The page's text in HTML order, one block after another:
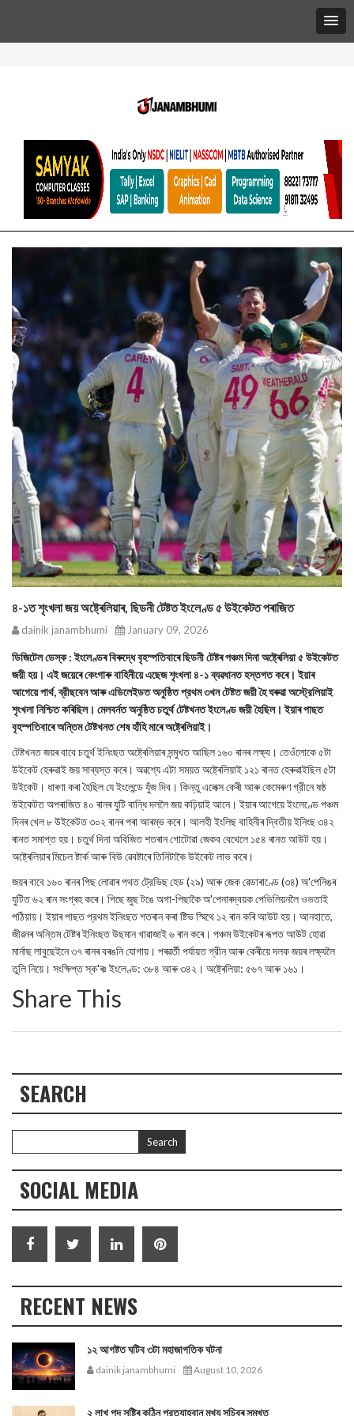
৪-১ত শৃংখলা জয় অষ্ট্ৰেলিয়াৰ, ছিডনী টেষ্টত ইংলেণ্ড ৫ উইকেটত পৰাজিত
dainik janambhumi January 09, 2026
ডিজিটেল ডেস্ক : ইংলেণ্ডৰ বিৰুদ্ধে বৃহস্পতিবাৰে ছিডনী টেষ্টৰ পঞ্চম দিনা অষ্ট্ৰেলিয়া ৫ উইকেটত
জয়ী হয়। এই জয়েৰে কেংগাৰু বাহিনীয়ে এছেজ শৃংখলা ৪-১ ব্যৱধানত হস্তগত কৰে। ইয়াৰ
আগেয়ে পার্থ, ব্রীছবেন আৰু এডিলেইডত অনুষ্ঠিত প্রথম ৩খন টেষ্টত জয়ী হৈ ঘৰুৱা অস্ট্রেলিয়াই
শৃংখলা নিশ্চিত কৰিছিল। মেলবর্নত অনুষ্ঠিত চতুর্থ টেষ্টখনত ইংলেণ্ড জয়ী হৈছিল। ইয়াৰ পাছত
বৃহস্পতিবাৰে অন্তিম টেষ্টখনত শেষ হাঁহি মাৰে অষ্ট্ৰেলিয়াই।
টেষ্টখনত জয়ৰ বাবে চতুর্থ ইনিংছত অষ্ট্ৰেলিয়াৰ সন্মুখত আছিল ১৬০ ৰানৰ লক্ষ্য। তেওঁলোকে ৫টা
উইকেট হেৰুৱাই জয় সাব্যস্ত কৰে। অৱশ্যে এটা সময়ত অষ্ট্ৰেলিয়াই ১২১ ৰানত হেৰুৱাইছিল ৫টা
উইকেট। ধাৰণা কৰা হৈছিল যে ইংলেন্ডে যুঁজ দিব। কিন্তু এলেক্স কেৰী আৰু কেমেৰুণ গ্রীনে ষষ্ঠ
উইকেটত অপৰাজিত ৪০ ৰানৰ যুটি বান্ধি দললৈ জয় কঢ়িয়াই আনে। ইয়াৰ আগেয়ে ইংলেণ্ডে পঞ্চম
দিনৰ খেল ৮ উইকেটত ৩০২ ৰানৰ পৰা আৰম্ভ কৰে। আলহী ইংলিছ বাহিনীৰ দ্বিতীয় ইনিংছ ৩৪২
ৰানত সমাপ্ত হয়। চতুর্থ দিনা অবিজিত শতৰান গোটোৱা জেকব বেথেলে ১৫৪ ৰানত আউট হয়।
অষ্ট্ৰেলিয়াৰ মিচেল ষ্টাৰ্ক আৰু বিউ ৱেবষ্টাৰে তিনিটাকৈ উইকেট লাভ কৰে।
জয়ৰ বাবে ১৬০ ৰানৰ পিছ লোৱাৰ পথত ট্রেভিছ হেড (২৯) আৰু জেক ৱেডাৰাণ্ডে (৩৪) অ'পেনিঙৰ
যুটিত ৬২ ৰান সংগ্ৰহ কৰে। পিছে জুছ টঙে অগা-পিছাকৈ অ'পেনাৰদ্বয়ক পেভিলিয়নলৈ ওভতাই
পঠিয়ায়। ইয়াৰ পাছত প্রথম ইনিংছত শতৰান কৰা ষ্টিভ স্মিথে ১২ ৰান কৰি আউট হয়। আনহাতে,
জীৱনৰ অন্তিম টেষ্টৰ ইনিংছত উছমান খাৱাজাই ৬ ৰান কৰে। পঞ্চম উইকেটৰ ৰূপত আউট হোৱা
মার্নাছ লাবুছেইনে ৩৭ ৰানৰ বৰঙনি যোগায়। পৰৱৰ্তী পৰ্যায়ত গ্রীন আৰু কেৰীয়ে দলক জয়ৰ লক্ষ্যলৈ
তুলি নিয়ে। সংক্ষিপ্ত স্ক'ৰঃ ইংলেণ্ড: ৩৮৪ আৰু ৩৪২। অষ্ট্ৰেলিয়া: ৫৬৭ আৰু ১৬১।
Share This
SEARCH
SOCIAL MEDIA
RECENT NEWS
১২ আগষ্টত ঘটিব ৩টা মহাজাগতিক ঘটনা
dainik janambhumi August 10, 2026
২ লাখ পদ সৃষ্টিৰ কঠিন প্রত্যাহ্বান মুখ্য সচিবৰ সন্মুখত